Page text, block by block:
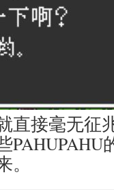
直接毫无征